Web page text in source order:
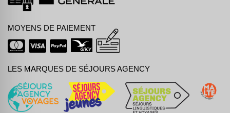
MOYENS DE PAIEMENT
LES MARQUES DE SÉJOURS AGENCY